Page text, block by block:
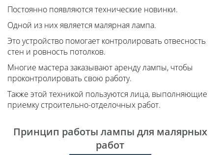
Постоянно появляются технические новинки.
Одной из них является малярная лампа.
Это устройство помогает контролировать отвесность
стен и ровность потолков.
Многие мастера заказывают аренду лампы, чтобы
проконтролировать свою работу.
Также этой техникой пользуются лица, выполняющие
приемку строительно-отделочных работ.
Принцип работы лампы для малярных
работ